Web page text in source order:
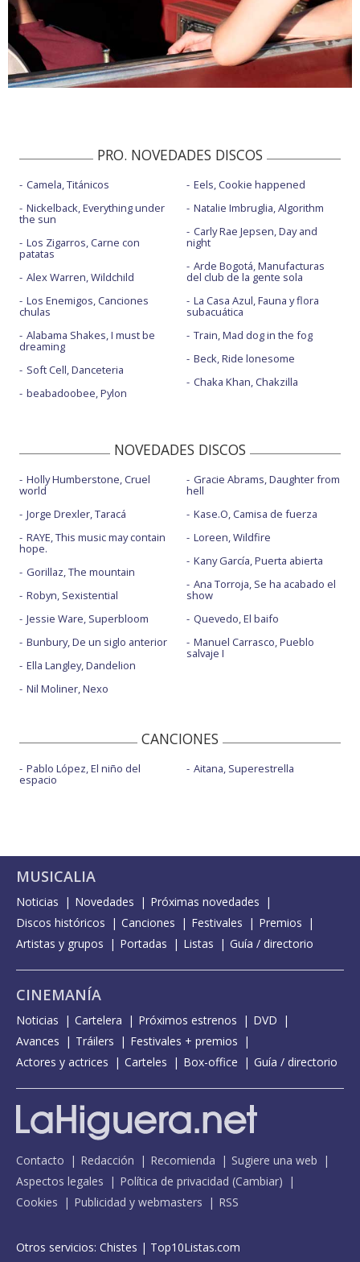
PRO. NOVEDADES DISCOS
Camela, Titánicos
Nickelback, Everything under
the sun
Los Zigarros, Carne con
patatas
Alex Warren, Wildchild
Los Enemigos, Canciones
chulas
Alabama Shakes, I must be
dreaming
Soft Cell, Danceteria
beabadoobee, Pylon
Eels, Cookie happened
Natalie Imbruglia, Algorithm
Carly Rae Jepsen, Day and
night
Arde Bogotá, Manufacturas
del club de la gente sola
La Casa Azul, Fauna y flora
subacuática
Train, Mad dog in the fog
Beck, Ride lonesome
Chaka Khan, Chakzilla
NOVEDADES DISCOS
Holly Humberstone, Cruel
world
Jorge Drexler, Taracá
RAYE, This music may contain
hope.
Gorillaz, The mountain
Robyn, Sexistential
Jessie Ware, Superbloom
Bunbury, De un siglo anterior
Ella Langley, Dandelion
Nil Moliner, Nexo
Gracie Abrams, Daughter from
hell
Kase.O, Camisa de fuerza
Loreen, Wildfire
Kany García, Puerta abierta
Ana Torroja, Se ha acabado el
show
Quevedo, El baifo
Manuel Carrasco, Pueblo
salvaje I
CANCIONES
Pablo López, El niño del
espacio
Aitana, Superestrella
MUSICALIA
Noticias Novedades
Próximas novedades
Discos históricos
Canciones Festivales
Premios
Artistas y grupos
Portadas Listas Guía / directorio
CINEMANÍA
Noticias Cartelera Próximos estrenos
DVD
Avances
Tráilers
Festivales + premios
Actores y actrices
Carteles Box-office Guía / directorio
Contacto Redacción Recomienda
Sugiere una web
Aspectos legales
Política de privacidad (Cambiar)
Cookies
Publicidad y webmasters RSS
Otros servicios: Chistes | Top10Listas.com